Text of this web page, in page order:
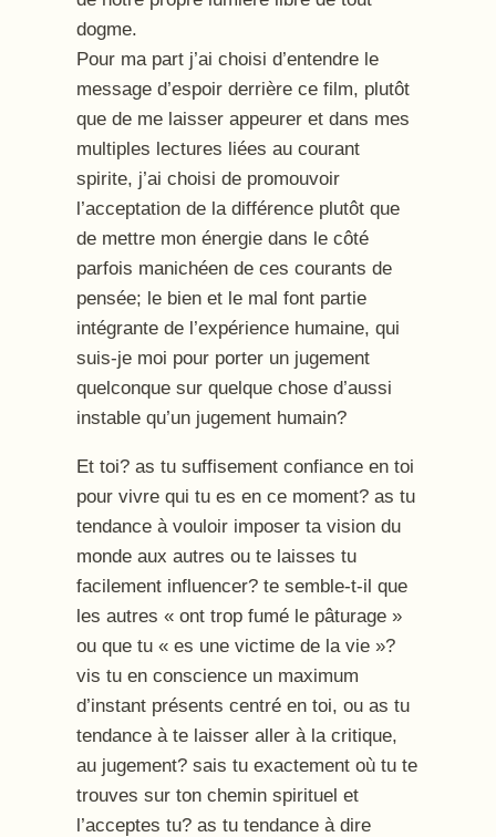
dogme.
Pour ma part j’ai choisi d’entendre le
message d’espoir derrière ce film, plutôt
que de me laisser appeurer et dans mes
multiples lectures liées au courant
spirite, j’ai choisi de promouvoir
l’acceptation de la différence plutôt que
de mettre mon énergie dans le côté
parfois manichéen de ces courants de
pensée; le bien et le mal font partie
intégrante de l’expérience humaine, qui
suis-je moi pour porter un jugement
quelconque sur quelque chose d’aussi
instable qu’un jugement humain?
Et toi? as tu suffisement confiance en toi
pour vivre qui tu es en ce moment? as tu
tendance à vouloir imposer ta vision du
monde aux autres ou te laisses tu
facilement influencer? te semble-t-il que
les autres « ont trop fumé le pâturage »
ou que tu « es une victime de la vie »?
vis tu en conscience un maximum
d’instant présents centré en toi, ou as tu
tendance à te laisser aller à la critique,
au jugement? sais tu exactement où tu te
trouves sur ton chemin spirituel et
l’acceptes tu? as tu tendance à dire